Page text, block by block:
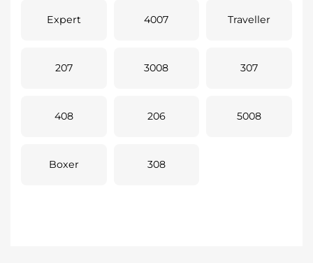
Expert 4007 Traveller
207 3008 307
408 206 5008
Boxer 308